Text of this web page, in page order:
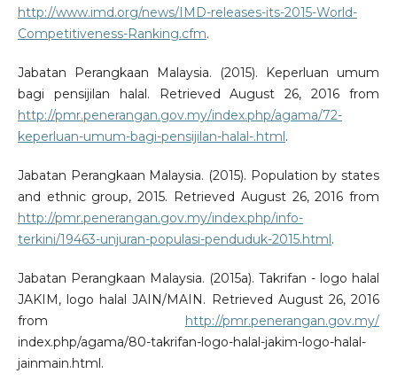
http://www.imd.org/news/IMD-releases-its-2015-World-
Competitiveness-Ranking.cfm.
Jabatan Perangkaan Malaysia. (2015). Keperluan umum
bagi pensijilan halal. Retrieved August 26, 2016 from
http://pmr.penerangan.gov.my/index.php/agama/72-
keperluan-umum-bagi-pensijilan-halal-.html.
Jabatan Perangkaan Malaysia. (2015). Population by states
and ethnic group, 2015. Retrieved August 26, 2016 from
http://pmr.penerangan.gov.my/index.php/info-
terkini/19463-unjuran-populasi-penduduk-2015.html.
Jabatan Perangkaan Malaysia. (2015a). Takrifan - logo halal
JAKIM, logo halal JAIN/MAIN. Retrieved August 26, 2016
from http://pmr.penerangan.gov.my/
index.php/agama/80-takrifan-logo-halal-jakim-logo-halal-
jainmain.html.